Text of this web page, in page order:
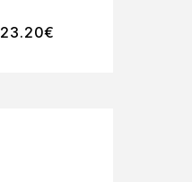
23.20€